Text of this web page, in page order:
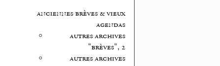
anciennes brèves & vieux
agendas
autres archives
"brèves", 2
autres archives